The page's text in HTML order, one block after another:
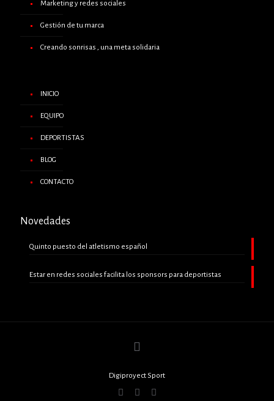
Marketing y redes sociales
Gestión de tu marca
Creando sonrisas , una meta solidaria
INICIO
EQUIPO
DEPORTISTAS
BLOG
CONTACTO
Novedades
Quinto puesto del atletismo español
Estar en redes sociales facilita los sponsors para deportistas
Digiproyect Sport